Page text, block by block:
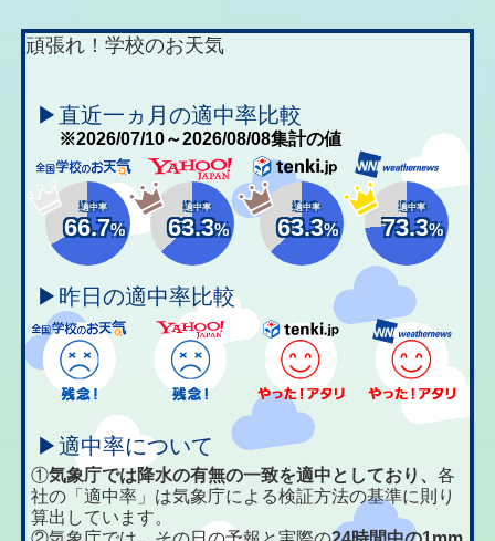
頑張れ！学校のお天気
▶直近一ヵ月の適中率比較
※2026/07/10～2026/08/08集計の値
適中率
66.7%
適中率
63.3%
適中率
63.3%
適中率
73.3%
▶昨日の適中率比較
▶適中率について
①気象庁では降水の有無の一致を適中としており、各
社の「適中率」は気象庁による検証方法の基準に則り
算出しています。